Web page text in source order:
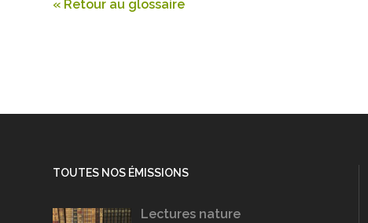
« Retour au glossaire
TOUTES NOS ÉMISSIONS
Lectures nature